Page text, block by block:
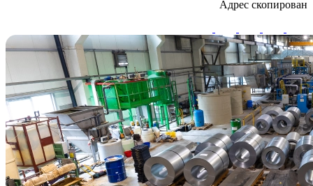
Адрес скопирован